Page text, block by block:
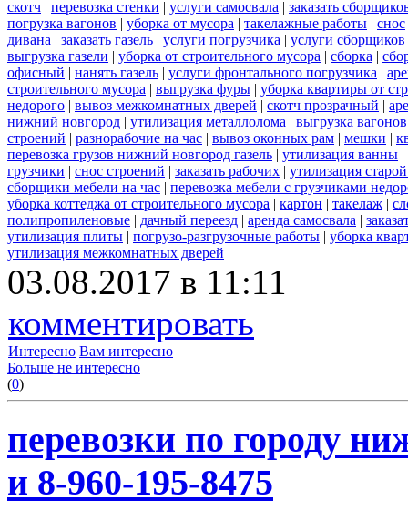
скотч | перевозка стенки | услуги самосвала | заказать
погрузка вагонов | уборка от мусора | такелажные работы | снос
дивана | заказать газель | услуги погрузчика | услуги
выгрузка газели | уборка от строительного мусора | сборка |
офисный | нанять газель | услуги фронтального погрузчика |
строительного мусора | выгрузка фуры | уборка квартиры от
недорого | вывоз межкомнатных дверей | скотч прозрачный |
нижний новгород | утилизация металлолома | выгрузка вагонов
строений | разнорабочие на час | вывоз оконных рам | мешки |
перевозка грузов нижний новгород газель | утилизация ванны |
грузчики | снос строений | заказать рабочих | утилизация
сборщики мебели на час | перевозка мебели с грузчиками
уборка коттеджа от строительного мусора | картон | такелаж |
полипропиленовые | дачный переезд | аренда самосвала |
утилизация плиты | погрузо-разгрузочные работы | уборка
утилизация межкомнатных дверей
03.08.2017 в 11:11
комментировать
Интересно Вам интересно
Больше не интересно
(0)
перевозки по городу
и 8-960-195-8475